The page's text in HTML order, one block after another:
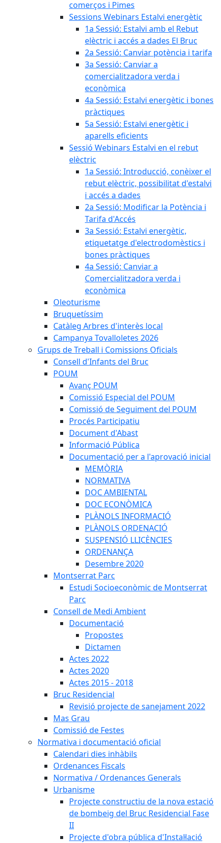
comerços i Pimes
Sessions Webinars Estalvi energètic
1a Sessió: Estalvi amb el Rebut
elèctric i accés a dades El Bruc
2a Sessió: Canviar potència i tarifa
3a Sessió: Canviar a
comercialitzadora verda i
econòmica
4a Sessió: Estalvi energètic i bones
pràctiques
5a Sessió: Estalvi energètic i
aparells eficients
Sessió Webinars Estalvi en el rebut
elèctric
1a Sessió: Introducció, conèixer el
rebut elèctric, possibilitat d'estalvi
i accés a dades
2a Sessió: Modificar la Potència i
Tarifa d'Accés
3a Sessió: Estalvi energètic,
etiquetatge d'electrodomèstics i
bones pràctiques
4a Sessió: Canviar a
Comercialitzadora verda i
econòmica
Oleoturisme
Bruquetíssim
Catàleg Arbres d'interès local
Campanya Tovalloletes 2026
Grups de Treball i Comissions Oficials
Consell d'Infants del Bruc
POUM
Avanç POUM
Comissió Especial del POUM
Comissió de Seguiment del POUM
Procés Participatiu
Document d'Abast
Informació Pública
Documentació per a l'aprovació inicial
MEMÒRIA
NORMATIVA
DOC AMBIENTAL
DOC ECONÒMICA
PLÀNOLS INFORMACIÓ
PLÀNOLS ORDENACIÓ
SUSPENSIÓ LLICÈNCIES
ORDENANÇA
Desembre 2020
Montserrat Parc
Estudi Socioeconòmic de Montserrat
Parc
Consell de Medi Ambient
Documentació
Propostes
Dictamen
Actes 2022
Actes 2020
Actes 2015 - 2018
Bruc Residencial
Revisió projecte de sanejament 2022
Mas Grau
Comissió de Festes
Normativa i documentació oficial
Calendari dies inhàbils
Ordenances Fiscals
Normativa / Ordenances Generals
Urbanisme
Projecte constructiu de la nova estació
de bombeig del Bruc Residencial Fase
II
Projecte d'obra pública d'Instal·lació